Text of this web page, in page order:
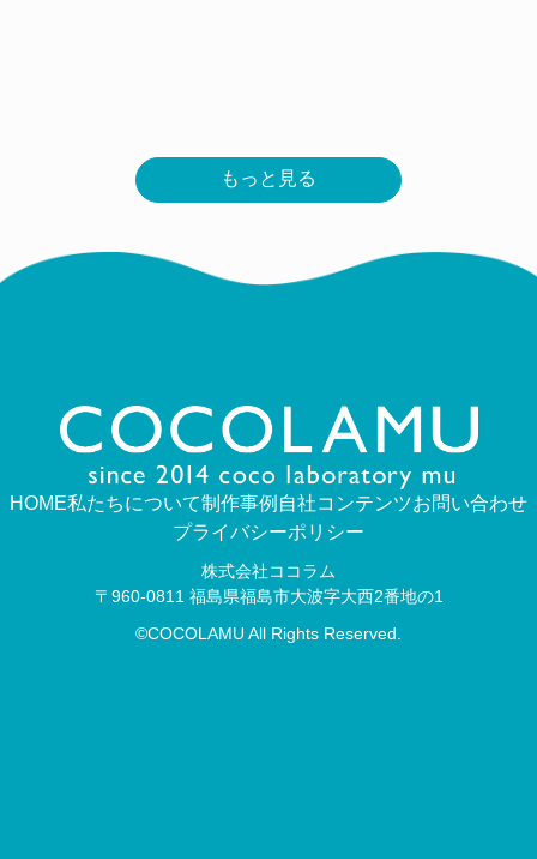
もっと見る
HOME私たちについて制作事例 自社コンテンツお問い合わせ
プライバシーポリシー
株式会社ココラム
〒960-0811 福島県福島市大波字大西2番地の1
©︎COCOLAMU All Rights Reserved.